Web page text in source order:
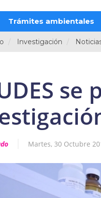
Trámites ambientales
Investigación
Martes, 30 Octubre